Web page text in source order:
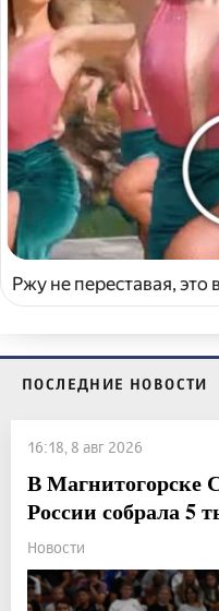
Ржу не переставая,
ПОСЛЕДНИЕ НОВОСТИ
16:18, 8 авг 2026
В Магнитогорске
России собрала 5
Новости